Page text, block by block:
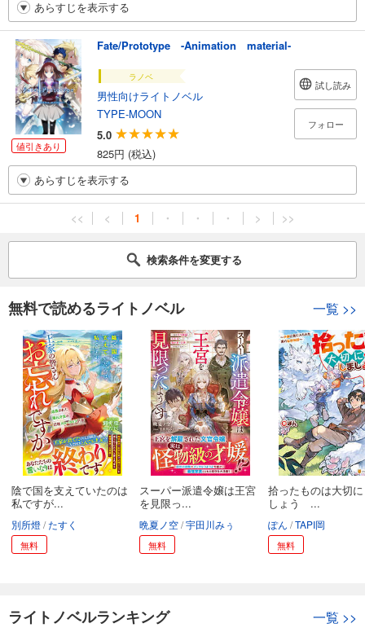
あらすじを表示する
値引きあり
Fate/Prototype -Animation material-
ラノベ
男性向けライトノベル
TYPE-MOON
5.0
825円 (税込)
試し読み
フォロー
あらすじを表示する
<< < 1 ・ ・ ・ > >>
検索条件を変更する
無料で読めるライトノベル 一覧 >>
陰で国を支えていたのは
私ですが...
別所燈 たすく
無料
スーパー派遣令嬢は王宮
を見限っ...
晩夏ノ空 宇田川みぅ
無料
拾ったものは大切
しょう ...
ぽん TAPI岡
無料
ライトノベルランキング 一覧 >>